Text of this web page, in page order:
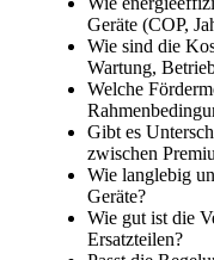
Geräte (COP,
Wie sind die
Wartung,
Welche
Gibt es
zwischen
Wie langlebig
Geräte?
Wie gut ist die
Ersatzteilen?